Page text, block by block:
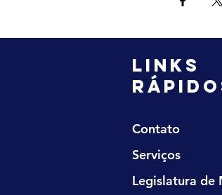
LINKS
Contato
Serviços